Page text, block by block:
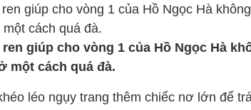
giúp cho vòng 1 của Hồ Ngọc Hà
một cách quá đà.